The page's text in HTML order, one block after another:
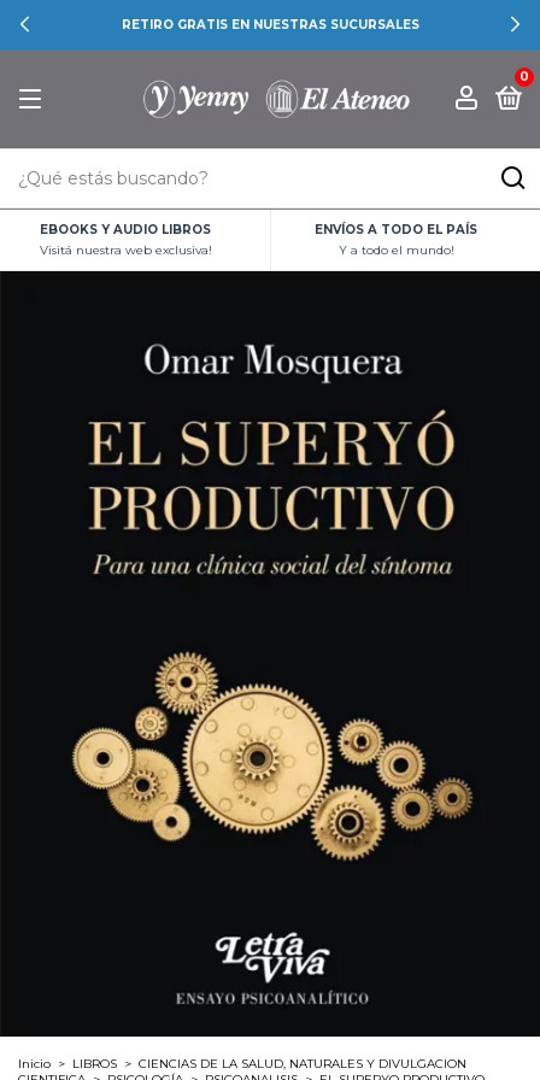
RETIRO GRATIS EN NUESTRAS SUCURSALES
0
EBOOKS Y AUDIO LIBROS
Visitá nuestra web exclusiva!
ENVÍOS A TODO EL PAÍS
Y a todo el mundo!
Inicio > LIBROS > CIENCIAS DE LA SALUD, NATURALES Y DIVULGACION